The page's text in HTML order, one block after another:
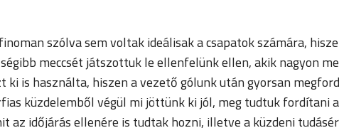
szólva sem voltak ideálisak a csapatok számára,
meccsét játszottuk le ellenfelünk ellen, akik nagyon
is használta, hiszen a vezető gólunk után gyorsan
küzdelemből végül mi jöttünk ki jól, meg tudtuk fordítani
az időjárás ellenére is tudtak hozni, illetve a küzdeni